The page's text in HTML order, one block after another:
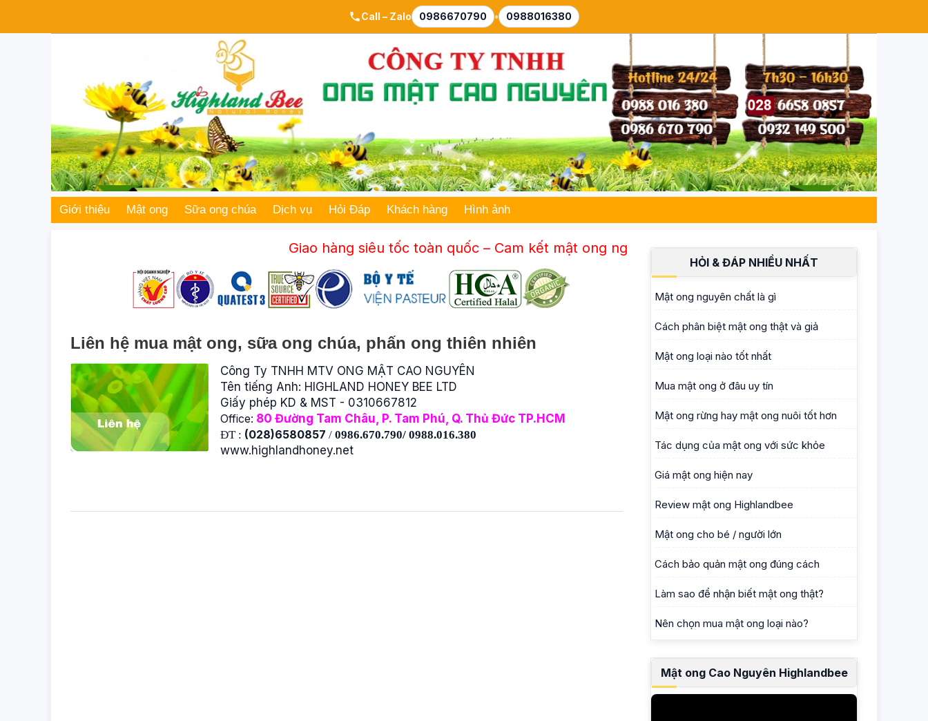
Call – Zalo 0986670790 • 0988016380
Giới thiệu Mật ong Sữa ong chúa Dịch vụ Hỏi Đáp Khách hàng Hình ảnh
Giao hàng siêu tốc toàn quốc – Cam kết mật ong nguyên chất 100% – Đạt chuẩn ISO 22000, an toàn
Liên hệ mua mật ong, sữa ong chúa, phấn ong thiên nhiên
Công Ty TNHH MTV ONG MẬT CAO NGUYÊN
Tên tiếng Anh: HIGHLAND HONEY BEE LTD
Giấy phép KD & MST - 0310667812
Office: 80 Đường Tam Châu, P. Tam Phú, Q. Thủ Đức TP.HCM
ĐT : (028)6580857 / 0986.670.790/ 0988.016.380
www.highlandhoney.net
HỎI & ĐÁP NHIỀU NHẤT
Mật ong nguyên chất là gì
Cách phân biệt mật ong thật và giả
Mật ong loại nào tốt nhất
Mua mật ong ở đâu uy tín
Mật ong rừng hay mật ong nuôi tốt hơn
Tác dụng của mật ong với sức khỏe
Giá mật ong hiện nay
Review mật ong Highlandbee
Mật ong cho bé / người lớn
Cách bảo quản mật ong đúng cách
Làm sao để nhận biết mật ong thật?
Nên chọn mua mật ong loại nào?
Mật ong Cao Nguyên Highlandbee